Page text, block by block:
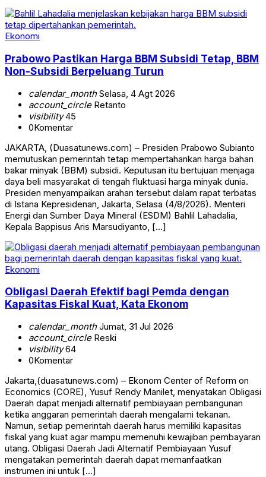
Ekonomi
Prabowo Pastikan Harga BBM Subsidi Tetap, BBM
Non-Subsidi Berpeluang Turun
calendar_monthSelasa, 4 Agt 2026
account_circleRetanto
visibility45
0Komentar
JAKARTA, (Duasatunews.com) – Presiden Prabowo Subianto
memutuskan pemerintah tetap mempertahankan harga bahan
bakar minyak (BBM) subsidi. Keputusan itu bertujuan menjaga
daya beli masyarakat di tengah fluktuasi harga minyak dunia.
Presiden menyampaikan arahan tersebut dalam rapat terbatas
di Istana Kepresidenan, Jakarta, Selasa (4/8/2026). Menteri
Energi dan Sumber Daya Mineral (ESDM) Bahlil Lahadalia,
Kepala Bappisus Aris Marsudiyanto, […]
Ekonomi
Obligasi Daerah Efektif bagi Pemda dengan
Kapasitas Fiskal Kuat, Kata Ekonom
calendar_monthJumat, 31 Jul 2026
account_circleReski
visibility64
0Komentar
Jakarta,(duasatunews.com) – Ekonom Center of Reform on
Economics (CORE), Yusuf Rendy Manilet, menyatakan Obligasi
Daerah dapat menjadi alternatif pembiayaan pembangunan
ketika anggaran pemerintah daerah mengalami tekanan.
Namun, setiap pemerintah daerah harus memiliki kapasitas
fiskal yang kuat agar mampu memenuhi kewajiban pembayaran
utang. Obligasi Daerah Jadi Alternatif Pembiayaan Yusuf
mengatakan pemerintah daerah dapat memanfaatkan
instrumen ini untuk […]